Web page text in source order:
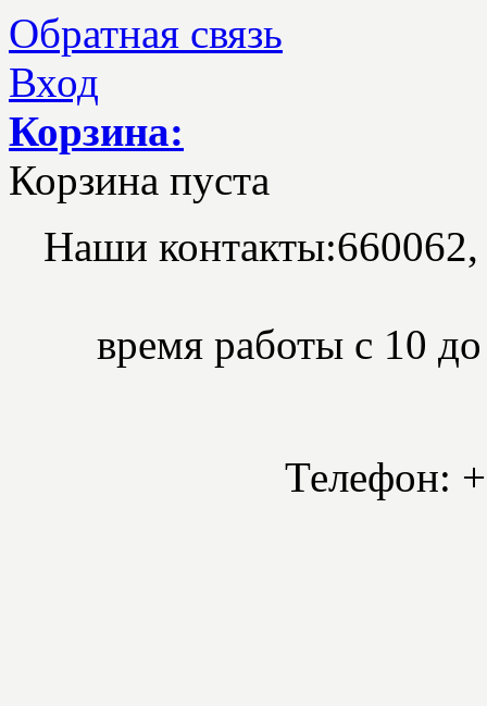
Обратная связь
Вход
Корзина:
Корзина пуста
Наши контакты:
время работы с 10
Телефон: